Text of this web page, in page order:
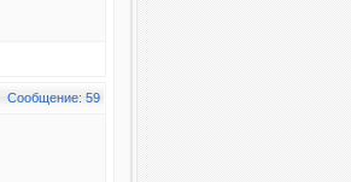
Сообщение: 59